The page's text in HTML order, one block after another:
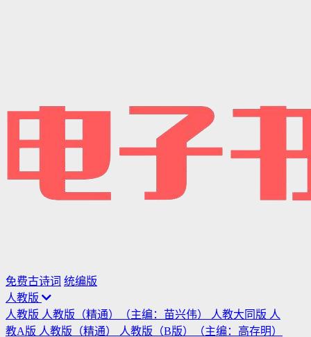
免费古诗词 统编版
人教版
人教版 人教版（精通）（主编：苗兴伟） 人教大同版 人
教A版 人教版（精通）
人教版（B版）（主编：高存明）